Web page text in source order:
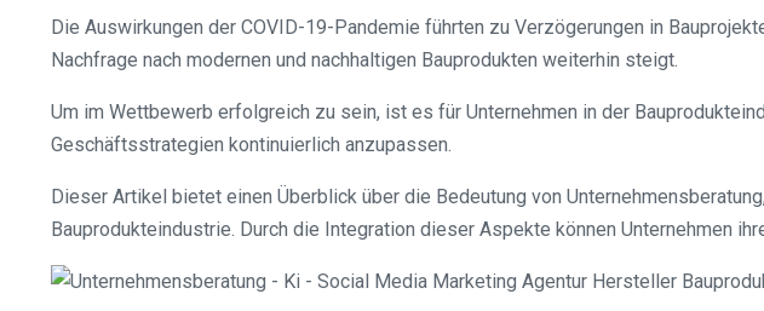
Die Auswirkungen der COVID-19-Pandemie führten zu Verzögerungen in
Nachfrage nach modernen und nachhaltigen Bauprodukten weiterhin steigt.
Um im Wettbewerb erfolgreich zu sein, ist es für Unternehmen in der
Geschäftsstrategien kontinuierlich anzupassen.
Dieser Artikel bietet einen Überblick über die Bedeutung von
Bauprodukteindustrie. Durch die Integration dieser Aspekte können Unternehmen